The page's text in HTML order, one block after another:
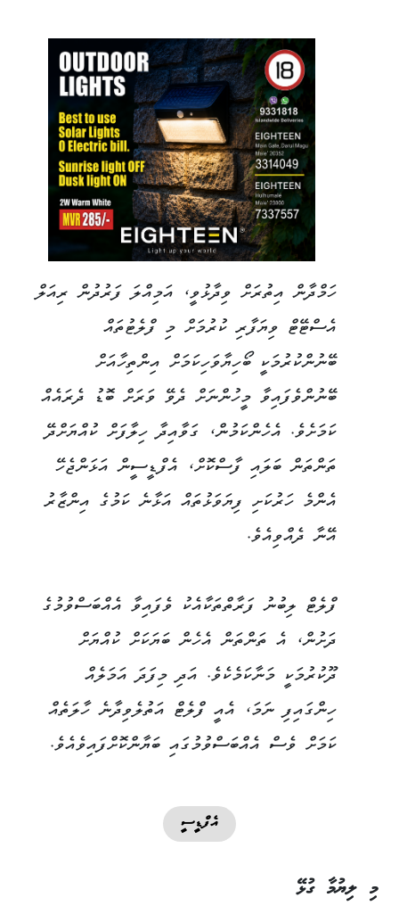
ހަމްދާން އިތުރަށް ވިދާޅުވީ، އަމިއްލަ ފަރުދުން ރިއަލް
އެސްޓޭޓް ވިޔަފާރި ކުރުމަށް މި ފްލެޓުތައް
ބޭނުންކުރުމަކީ ބޯހިޔާވަހިކަމަށް އިންތިހާއަށް
ބޭނުންވެފައިވާ މީހުންނަށް ދެވޭ ވަރަށް ބޮޑު ދެރައެއް
ކަމަށެވެ. އެހެންކަމުން، ގަވާއިދާ ހިލާފަށް ކުއްޔަށްދޭ
ތަންތަން ބަލައި ފާސްކޮށް، އެފްޑީސީން އަޅަންޖެހޭ
އެންމެ ހަރުކަށި ފިޔަވަޅުތައް އަޅާނެ ކަމުގެ އިންޒާރު
އޭނާ ދެއްވިއެވެ.
ފްލެޓް ލިބުނު ފަރާތްތަކާއެކު ވެފައިވާ އެއްބަސްވުމުގެ
ދަށުން، އެ ތަންތަން އެހެން ބަޔަކަށް ކުއްޔަށް
ދޫކުރުމަކީ މަނާކަމެކެވެ. އަދި މިފަދަ އަމަލެއް
ހިންގައިފި ނަމަ، އެއީ ފްލެޓް އަތުލެވިދާނެ ހާލަތެއް
ކަމަށް ވެސް އެއްބަސްވުމުގައި ބަޔާންކޮށްފައިވެއެވެ.
އެފްޑީސީ
މި ލިޔުމާ ގުޅޭ